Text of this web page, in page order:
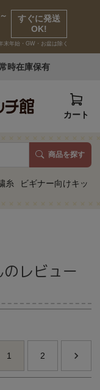
すぐに発送
OK!
末年始・GW・お盆は除く
時在庫保有
カート
商品を探す
糸 ビギナー向けキット
様
レビュー
1 2